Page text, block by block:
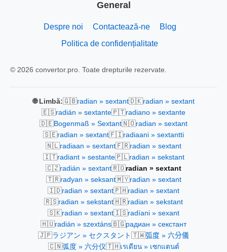
General
Despre noi Contactează-ne
Blog
Politica de confidențialitate
© 2026 convertor.pro. Toate drepturile rezervate.
🌐 Limbă:🇬🇧radian » sextant🇩🇰radian » sextant
🇪🇸radián » sextante🇵🇹radiano » sextante
🇩🇪Bogenmaß » Sextant🇳🇴radian » sextant
🇸🇪radian » sextant🇫🇮radiaani » sextantti
🇳🇱radiaan » sextant🇫🇷radian » sextant
🇮🇹radiant » sestante🇵🇱radian » sekstant
🇨🇿radián » sextant🇷🇴radian » sextant
🇹🇷radyan » seksant🇲🇾radian » sextant
🇮🇩radian » sextant🇵🇭radian » sextant
🇷🇸radian » sekstant🇭🇷radian » sekstant
🇸🇰radian » sextant🇮🇸radíani » sexant
🇭🇺radián » szextáns🇧🇬радиан » секстант
🇯🇵ラジアン » セクスタント 🇹🇼弧度 » 六分儀
🇨🇳弧度 » 六分仪🇹🇭เรเดียน » เซกแตนต์